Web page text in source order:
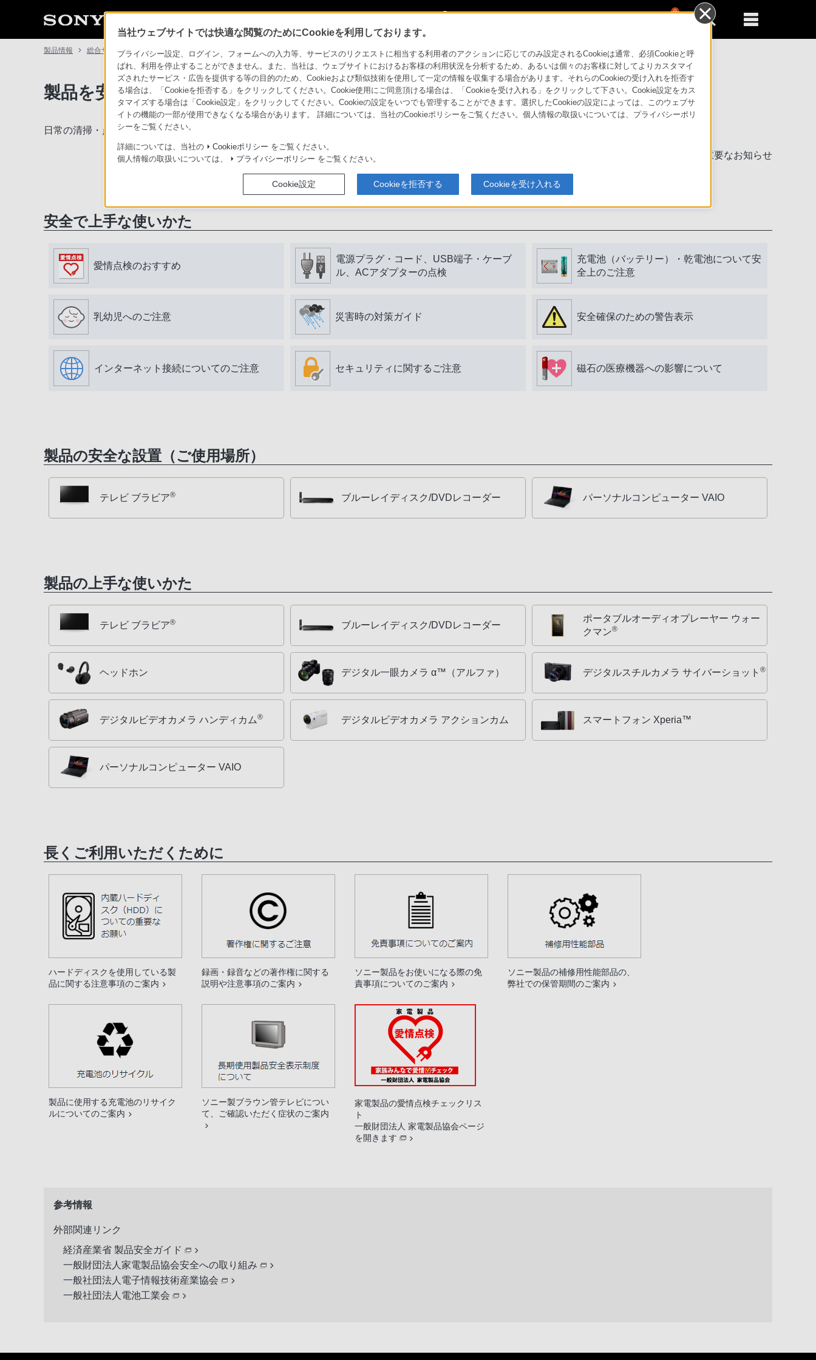
0
製品情報 総合サポート・お問い合わせ
製品を安全に、安心してご使用いただくために
日常の清掃・点検が大切です。安全のため取扱説明書をよく読みましょう。
製品に関する重要なお知らせ
安全で上手な使いかた
愛情点検のおすすめ
電源プラグ・コード、USB端子・ケーブ
ル、ACアダプターの点検
充電池（バッテリー）・乾電池について安
全上のご注意
乳幼児へのご注意 災害時の対策ガイド 安全確保のための警告表示
インターネット接続についてのご注意 セキュリティに関するご注意 磁石の医療機器への影響について
製品の安全な設置（ご使用場所）
テレビ ブラビア® ブルーレイディスク/DVDレコーダー パーソナルコンピューター VAIO
製品の上手な使いかた
テレビ ブラビア® ブルーレイディスク/DVDレコーダー
ポータブルオーディオプレーヤー ウォー
クマン®
ヘッドホン デジタル一眼カメラ α™（アルファ） デジタルスチルカメラ サイバーショット ®
デジタルビデオカメラ ハンディカム® デジタルビデオカメラ アクションカム スマートフォン Xperia™
パーソナルコンピューター VAIO
長くご利用いただくために
ハードディスクを使用している製
品に関する注意事項のご案内
録画・録音などの著作権に関する
説明や注意事項のご案内
ソニー製品をお使いになる際の免
責事項についてのご案内
ソニー製品の補修用性能部品の、
弊社での保管期間のご案内
製品に使用する充電池のリサイク
ルについてのご案内
ソニー製ブラウン管テレビについ
て、ご確認いただく症状のご案内
家電製品の愛情点検チェックリス
ト
一般財団法人 家電製品協会ページ
を開きます
参考情報
外部関連リンク
経済産業省 製品安全ガイド
一般財団法人家電製品協会安全への取り組み
一般社団法人電子情報技術産業協会
一般社団法人電池工業会
当社ウェブサイトでは快適な閲覧のためにCookieを利用しております。
プライバシー設定、ログイン、フォームへの入力等、サービスのリクエストに相当する利用者のアクションに応じてのみ設定されるCookieは通常、必須Cookieと呼
ばれ、利用を停止することができません。また、当社は、ウェブサイトにおけるお客様の利用状況を分析するため、あるいは個々のお客様に対してよりカスタマイ
ズされたサービス・広告を提供する等の目的のため、Cookieおよび類似技術を使用して一定の情報を収集する場合があります。それらのCookieの受け入れを拒否す
る場合は、「Cookieを拒否する」をクリックしてください。Cookie使用にご同意頂ける場合は、「Cookieを受け入れる」をクリックして下さい。Cookie設定をカス
タマイズする場合は「Cookie設定」をクリックしてください。Cookieの設定をいつでも管理することができます。選択したCookieの設定によっては、このウェブサ
イトの機能の一部が使用できなくなる場合があります。 詳細については、当社のCookieポリシーをご覧ください。個人情報の取扱いについては、プライバシーポリ
シーをご覧ください。
詳細については、当社の Cookieポリシー をご覧ください。
個人情報の取扱いについては、
プライバシーポリシー をご覧ください。
Cookie設定 Cookieを拒否する Cookieを受け入れる